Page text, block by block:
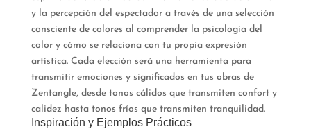
y la percepción del espectador a través de una selección
consciente de colores al comprender la psicología del
color y cómo se relaciona con tu propia expresión
artística. Cada elección será una herramienta para
transmitir emociones y significados en tus obras de
Zentangle, desde tonos cálidos que transmiten confort y
calidez hasta tonos fríos que transmiten tranquilidad.
Inspiración y Ejemplos Prácticos